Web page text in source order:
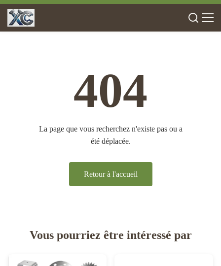
404
La page que vous recherchez n'existe pas ou a
été déplacée.
Retour à l'accueil
Vous pourriez être intéressé par